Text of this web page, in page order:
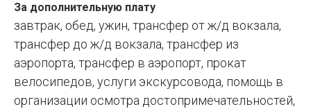
За дополнительную плату
завтрак, обед, ужин, трансфер от ж/д вокзала,
трансфер до ж/д вокзала, трансфер из
аэропорта, трансфер в аэропорт, прокат
велосипедов, услуги экскурсовода, помощь в
организации осмотра достопримечательностей,